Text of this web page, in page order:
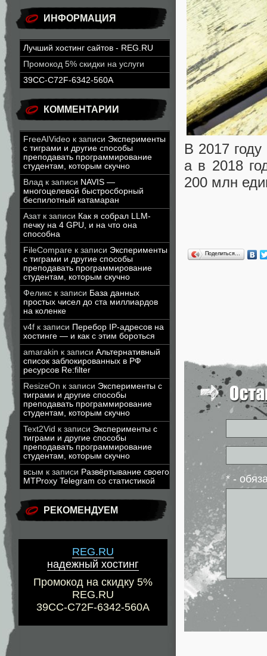
ИНФОРМАЦИЯ
Лучший хостинг сайтов - REG.RU
Промокод 5% скидки на услуги
39CC-C72F-6342-560A
КОММЕНТАРИИ
FreeAIVideo к записи Эксперименты
с тиграми и другие способы
преподавать программирование
студентам, которым скучно
Влад к записи NAVIS —
многоцелевой быстросборный
беспилотный катамаран
Азатк записи Как я собрал LLM-
печку на 4 GPU, и на что она
способна
FileCompare к записи Эксперименты
с тиграми и другие способы
преподавать программирование
студентам, которым скучно
Феликс к записи База данных
простых чисел до ста миллиардов
на коленке
v4f к записи Перебор IP-адресов на
хостинге — и как с этим бороться
amarakin к записи Альтернативный
список заблокированных в РФ
ресурсов Re:filter
ResizeOn к записи Эксперименты с
тиграми и другие способы
преподавать программирование
студентам, которым скучно
Text2Vid к записи Эксперименты с
тиграми и другие способы
преподавать программирование
студентам, которым скучно
всым к записи Развёртывание своего
MTProxy Telegram со статистикой
РЕКОМЕНДУЕМ
REG.RU
надежный хостинг
Промокод на скидку 5%
REG.RU
39CC-C72F-6342-560A
В 2017
а в 2018
200 млн
Поделиться…
* -